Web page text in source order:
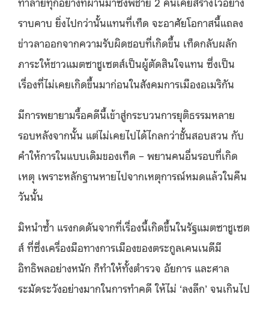
ราบคาบ ยิ่งไปกว่านั้นแทนที่เท็ด จะอาศัยโอกาสนี้แถลง
ข่าวลาออกจากความรับผิดชอบที่เกิดขึ้น เท็ดกลับผลัก
ภาระให้ชาวแมตซาชูเซตส์เป็นผู้ตัดสินใจแทน ซึ่งเป็น
เรื่องที่ไม่เคยเกิดขึ้นมาก่อนในสังคมการเมืองอเมริกัน
มีการพยายามรื้อคดีนี้เข้าสู่กระบวนการยุติธรรมหลาย
รอบหลังจากนั้น แต่ไม่เคยไปได้ไกลกว่าชั้นสอบสวน กับ
คำให้การในแบบเดิมของเท็ด – พยานคนอื่นรอบที่เกิด
เหตุ เพราะหลักฐานหายไปจากเหตุการณ์หมดแล้วในคืน
วันนั้น
มิหนำซ้ำ แรงกดดันจากที่เรื่องนี้เกิดขึ้นในรัฐแมตซาชูเซต
ส์ ที่ซึ่งเครื่องมือทางการเมืองของตระกูลเคนเนดีมี
อิทธิพลอย่างหนัก ก็ทำให้ทั้งตำรวจ อัยการ และศาล
ระมัดระวังอย่างมากในการทำคดี ให้ไม่ ‘ลงลึก’ จนเกินไป